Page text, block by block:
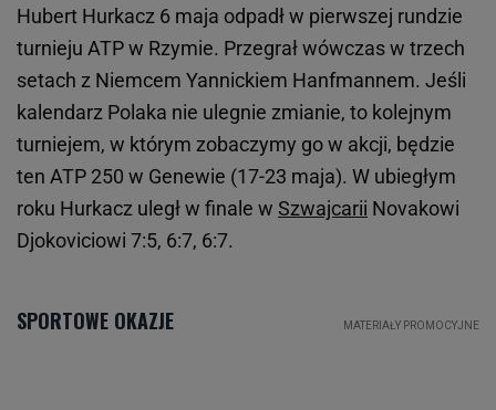
Hubert Hurkacz 6 maja odpadł w pierwszej rundzie
turnieju ATP w Rzymie. Przegrał wówczas w trzech
setach z Niemcem Yannickiem Hanfmannem. Jeśli
kalendarz Polaka nie ulegnie zmianie, to kolejnym
turniejem, w którym zobaczymy go w akcji, będzie
ten ATP 250 w Genewie (17-23 maja). W ubiegłym
roku Hurkacz uległ w finale w Szwajcarii Novakowi
Djokoviciowi 7:5, 6:7, 6:7.